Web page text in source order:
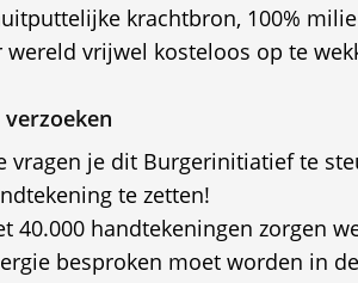
krachtbron, 100%
wereld vrijwel kosteloos op te
verzoeken
vragen je dit Burgerinitiatief te
te zetten!
40.000 handtekeningen zorgen
besproken moet worden in